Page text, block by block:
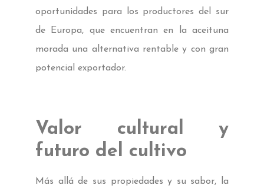
oportunidades para los productores del sur
de Europa, que encuentran en la aceituna
morada una alternativa rentable y con gran
potencial exportador.
Valor cultural y
futuro del cultivo
Más allá de sus propiedades y su sabor, la